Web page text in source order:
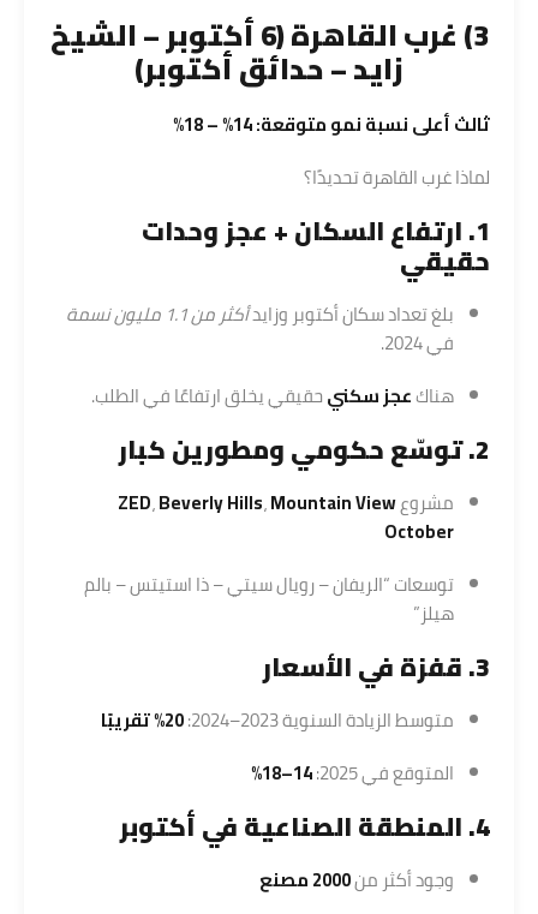
3) غرب القاهرة (6 أكتوبر – الشيخ
زايد – حدائق أكتوبر)
ثالث أعلى نسبة نمو متوقعة: 14% – 18%
لماذا غرب القاهرة تحديدًا؟
1. ارتفاع السكان + عجز وحدات
حقيقي
بلغ تعداد سكان أكتوبر وزايدأكثر من 1.1 مليون نسمة
في 2024.
هناكعجز سكنيحقيقي يخلق ارتفاعًا في الطلب.
2. توسّع حكومي ومطورين كبار
مشروع ZED،Beverly Hills،Mountain View
October
توسعات “الريفان – رويال سيتي – ذا استيتس – بالم
هيلز”
3. قفزة في الأسعار
متوسط الزيادة السنوية 2023–2024:
20% تقريبًا
المتوقع في 2025:
14–18%
4. المنطقة الصناعية في أكتوبر
وجود أكثر من2000 مصنع